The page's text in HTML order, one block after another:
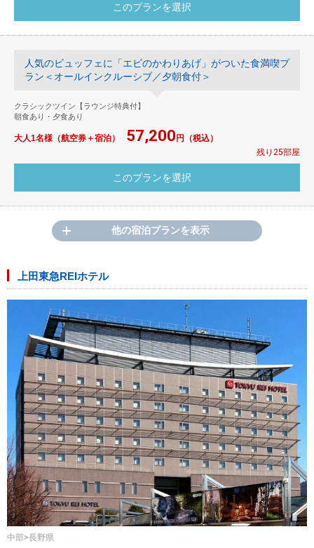
人気のビュッフェに「エビのかわりあげ」がついた食満喫プ
ラン＜オールインクルーシブ／夕朝食付＞
クラシックツイン【ラウンジ特典付】
朝食あり・夕食あり
大人1名様（航空券＋宿泊） 57,200円（税込）
残り25部屋
他の宿泊プランを表示
上田東急REIホテル
中部>長野県